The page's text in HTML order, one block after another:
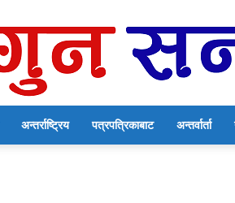
अन्तर्राष्ट्रिय पत्रपत्रिकाबाट अन्तर्वार्ता